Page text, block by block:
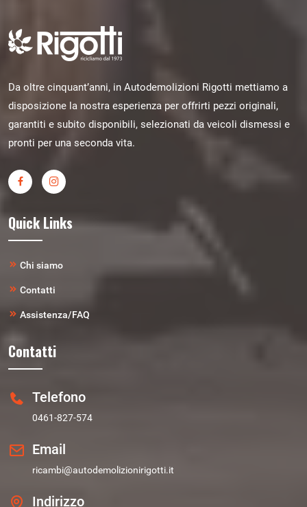
Da oltre cinquant’anni, in Autodemolizioni Rigotti mettiamo a
disposizione la nostra esperienza per offrirti pezzi originali,
garantiti e subito disponibili, selezionati da veicoli dismessi e
pronti per una seconda vita.
Quick Links
Chi siamo
Contatti
Assistenza/FAQ
Contatti
Telefono
0461-827-574
Email
ricambi@autodemolizionirigotti.it
Indirizzo